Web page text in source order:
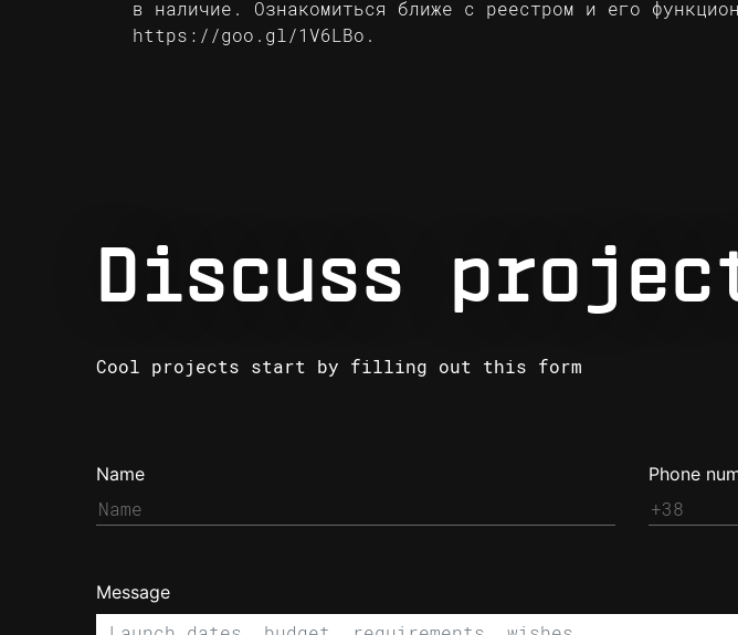
в наличие. Ознакомиться ближе с реестром и его
https://goo.gl/1V6LBo .
Discuss
Cool projects start by filling out this form
Name Phone
Message